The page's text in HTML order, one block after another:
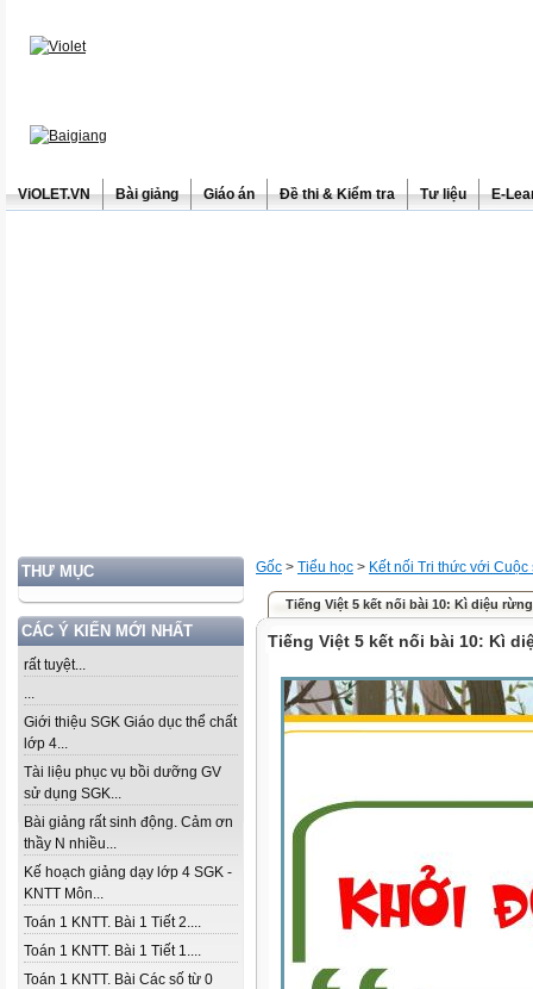
ViOLET.VN Bài giảng Giáo án Đề thi & Kiểm tra Tư liệu E-
THƯ MỤC
CÁC Ý KIẾN MỚI NHẤT
rất tuyệt...
...
Giới thiệu SGK Giáo dục thể chất
lớp 4...
Tài liệu phục vụ bồi dưỡng GV
sử dụng SGK...
Bài giảng rất sinh động. Cảm ơn
thầy N nhiều...
Kế hoạch giảng dạy lớp 4 SGK -
KNTT Môn...
Toán 1 KNTT. Bài 1 Tiết 2....
Toán 1 KNTT. Bài 1 Tiết 1....
Toán 1 KNTT. Bài Các số từ 0
Gốc > Tiểu học > Kết nối Tri thức với Cuộc
Tiếng Việt 5 kết nối bài 10: Kì diệu
Tiếng Việt 5 kết nối bài 10: Kì